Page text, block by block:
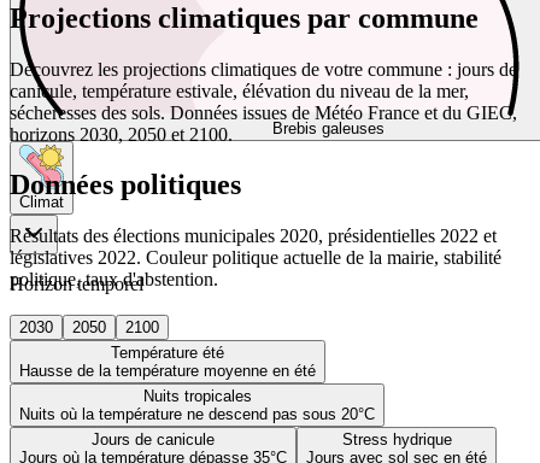
Brebis galeuses
Climat
Horizon temporel
2030 2050
2100
Température été
Hausse de la température moyenne en été
Nuits tropicales
Nuits où la température ne descend pas sous 20°C
Jours de canicule
Jours où la température dépasse 35°C
Stress hydrique
Jours avec sol sec en été
Projections climatiques par commune
Découvrez les projections climatiques de votre commune : jours de
canicule, température estivale, élévation du niveau de la mer,
sécheresses des sols. Données issues de Météo France et du GIEC,
horizons 2030, 2050 et 2100.
Données politiques
Résultats des élections municipales 2020, présidentielles 2022 et
législatives 2022. Couleur politique actuelle de la mairie, stabilité
politique, taux d'abstention.